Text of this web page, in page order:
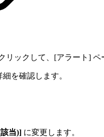
リックして、[アラート] ペ
を確認します。
当)] に変更します。